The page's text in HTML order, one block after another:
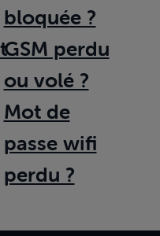
bloquée ?
GSM perdu
ou volé ?
Mot de
passe wifi
perdu ?